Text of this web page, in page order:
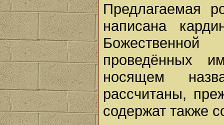
Предлагаемая
написана
проведённых
носящем
рассчитаны,
содержат также